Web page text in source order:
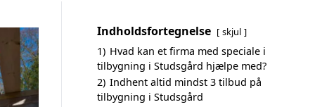
Indholdsfortegnelse skjul
1) Hvad kan et firma med speciale i
tilbygning i Studsgård hjælpe med?
2) Indhent altid mindst 3 tilbud på
tilbygning i Studsgård